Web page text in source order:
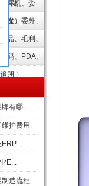
组装）
标机、委
保）
发、委外、
）
品、毛利、
码、PDA、
朔 ）
有哪...
护费用
E...
造流程